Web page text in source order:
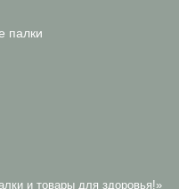
палки
и товары для здоровья!»